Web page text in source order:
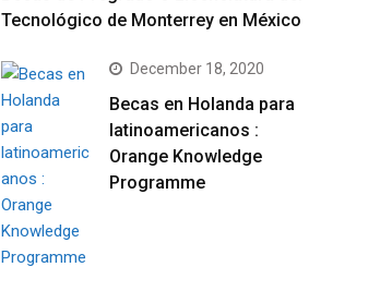
Tecnológico de Monterrey en México
December 18, 2020
Becas en Holanda para
latinoamericanos :
Orange Knowledge
Programme